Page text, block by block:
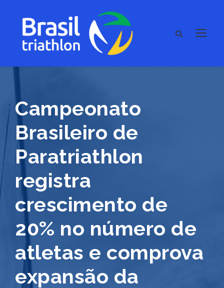
Campeonato
Brasileiro de
Paratriathlon
registra
crescimento de
20% no número de
atletas e comprova
expansão da